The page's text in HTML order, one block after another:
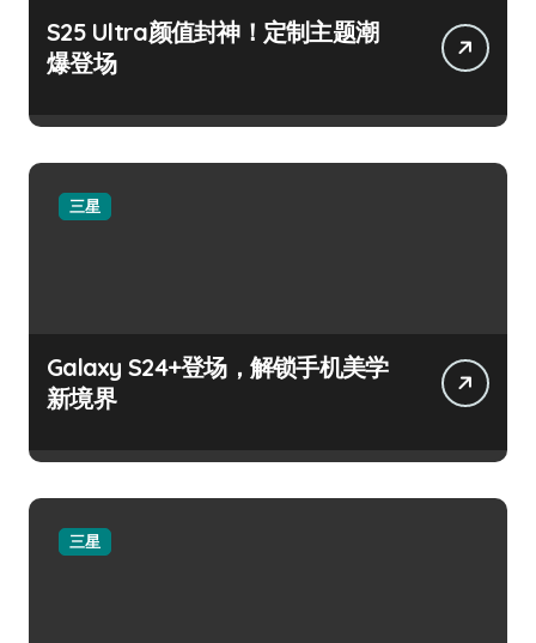
S25 Ultra颜值封神！定制主题潮
爆登场
三星
Galaxy S24+登场，解锁手机美学
新境界
三星